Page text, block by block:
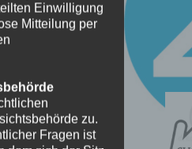
Einwilligung
Mitteilung per
zu.
Fragen ist